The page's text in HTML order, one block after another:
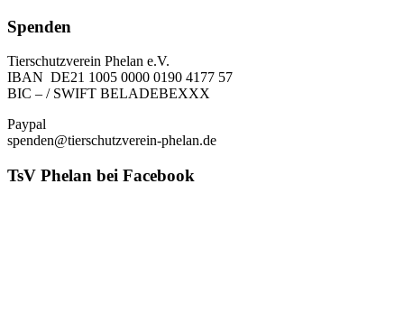
Spenden
Tierschutzverein Phelan e.V.
IBAN DE21 1005 0000 0190 4177 57
BIC – / SWIFT BELADEBEXXX
Paypal
spenden@tierschutzverein-phelan.de
TsV Phelan bei Facebook